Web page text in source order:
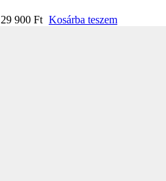
29 900 Ft Kosárba teszem